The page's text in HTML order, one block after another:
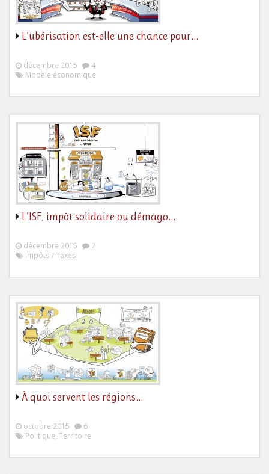
L’ubérisation est-elle une chance pour…
décembre 2015
4
Modèle économique
L’ISF, impôt solidaire ou démago…
décembre 2015
2
Impôts / Taxes
À quoi servent les régions…
octobre 2015
6
Politique, Territoire